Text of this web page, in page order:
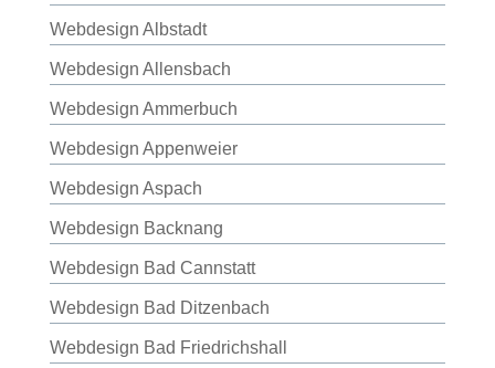
Webdesign Albstadt
Webdesign Allensbach
Webdesign Ammerbuch
Webdesign Appenweier
Webdesign Aspach
Webdesign Backnang
Webdesign Bad Cannstatt
Webdesign Bad Ditzenbach
Webdesign Bad Friedrichshall